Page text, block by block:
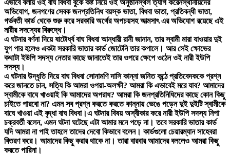
এভাবে বলায় ওই বাঘ বিধবা বুকে কষ্ট নিয়ে ওই অনুষ্ঠানস্থল ত্যাগ করেনস্থানীয়দের
অভিযোগ, জনগণের সেবক জনপ্রতিনিধ বয়স্ক ভাতা, বিধবা ভাতা, প্রতিবন্ধী ভাতা,
গর্ভবতী কার্ড থেকে শুরু করে সরকারি অর্থের অপচয়সহ আত্মসাৎ এর অভিযোগ রয়েছে এই
নারীর সদস্যের বিরুদ্ধে।
এ ঘটনার বর্ণনা দিয়ে ষাটোর্ধ্ব বাঘ বিধবা আন্ধারী রানী জানান, তার স্বামী মারা যাওয়ার দুই
যুগ পার হলেও একটা সরকারি ভাতার কার্ড জোটেনি তার কপালে। আর সেই ক্ষোভের
কথাটা ইউপি সদস্য নেতার কাছে জানাতেই তার ওপরে ক্ষেপে ওঠেন ওই নারী ইউপি
সদস্য।
এ ঘটনার উদ্ধৃতি দিয়ে বাঘ বিধবা সোনামণি দাসি কান্না জনিত কন্ঠে প্রতিবেদককে প্রশ্ন
করে জানতে চান, সত্যি কি আমরা ওপয়া-অলক্ষী? আমরা কি এভাবেই মরে যাব? আমাদের
স্বামীকে বাঘে খাওয়াই কি আমাদের অপরাধ? আমরা কি জনপ্রতিনিধিদের কাছে কোন কিছু
চাইতে পারবো না? এমন সব প্রশ্ন করতে করতে কান্নায় ভেঙে পড়েন দুই দুইটি স্বামীকে
বাঘে খাওয়া এই বৃদ্ধা বাঘ বিধবা।এ ঘটনার বিষয় অস্বীকার করে নারী ইউপি সদস্য নিপা
চক্রবর্তী বলেন, এমন ঘটনা ঘটেছে এটা আমার মনে পড়ে না। তবে সরকারি ভাতার কার্ড
যদি আমরা না পাই তাহলে তাদের দেবো কিভাবে বলেন। কার্ডগুলো চেয়ারম্যান সাহেবরা
বিতরণ করে। আমাদের কিছু করার থাকে না। তারা বারবার আমাদের বললেও আমরা কিছু
করতে পারিনা।